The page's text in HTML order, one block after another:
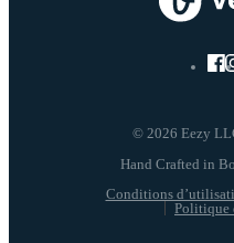
© 2026 Eezy
Conditions
Politique